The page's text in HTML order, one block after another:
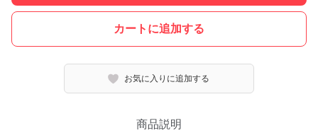
カートに追加する
お気に入りに追加する
商品説明